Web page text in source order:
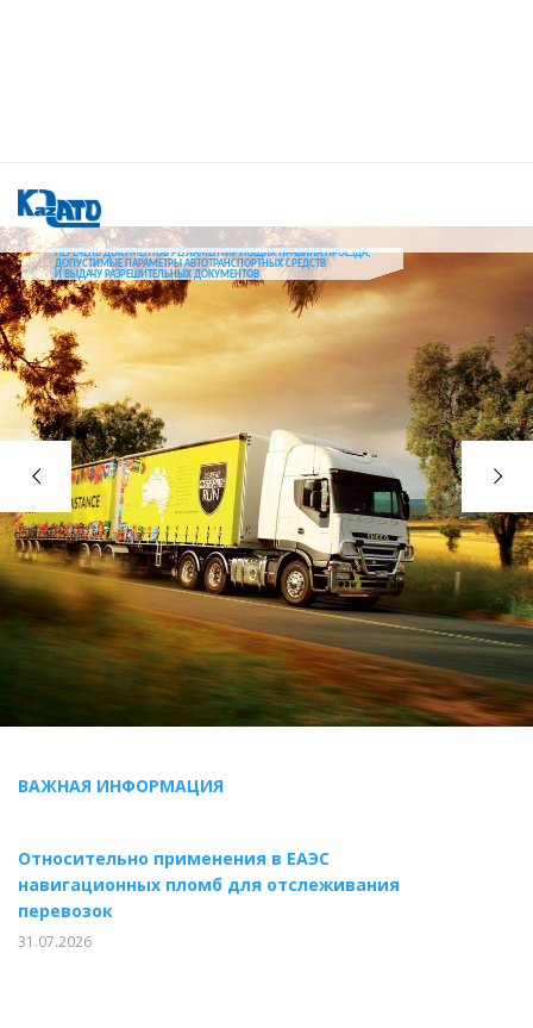
ПЕРЕЧЕНЬ ДОКУМЕНТОВ РЕГЛАМЕНТИРУЮЩИХ ПРАВИЛА ПРОЕЗДА,
ДОПУСТИМЫЕ ПАРАМЕТРЫ АВТОТРАНСПОРТНЫХ СРЕДСТВ
И ВЫДАЧУ РАЗРЕШИТЕЛЬНЫХ ДОКУМЕНТОВ
ВАЖНАЯ ИНФОРМАЦИЯ
Относительно применения в ЕАЭС
навигационных пломб для отслеживания
перевозок
31.07.2026